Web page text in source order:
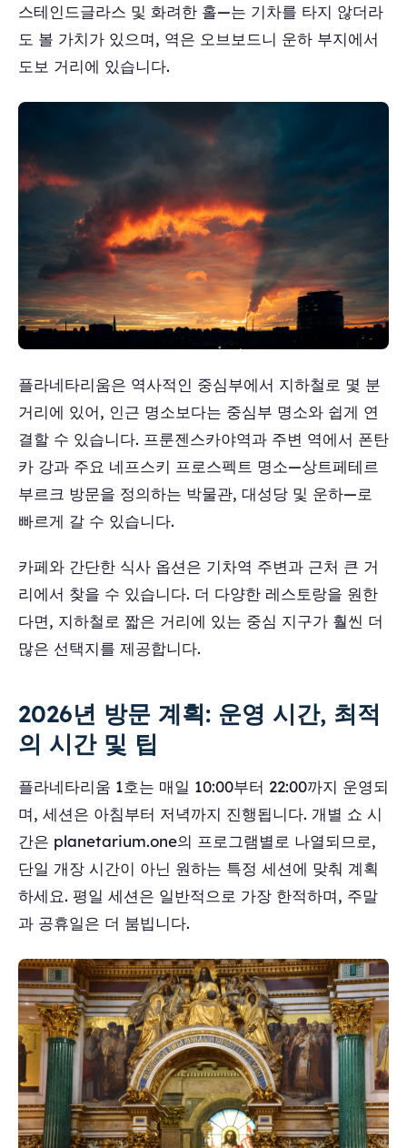
스테인드글라스 및 화려한 홀—는 기차를 타지 않더라
도 볼 가치가 있으며, 역은 오브보드니 운하 부지에서
도보 거리에 있습니다.
플라네타리움은 역사적인 중심부에서 지하철로 몇 분
거리에 있어, 인근 명소보다는 중심부 명소와 쉽게 연
결할 수 있습니다. 프룬젠스카야역과 주변 역에서 폰탄
카 강과 주요 네프스키 프로스펙트 명소—상트페테르
부르크 방문을 정의하는 박물관, 대성당 및 운하—로
빠르게 갈 수 있습니다.
카페와 간단한 식사 옵션은 기차역 주변과 근처 큰 거
리에서 찾을 수 있습니다. 더 다양한 레스토랑을 원한
다면, 지하철로 짧은 거리에 있는 중심 지구가 훨씬 더
많은 선택지를 제공합니다.
2026년 방문 계획: 운영 시간, 최적
의 시간 및 팁
플라네타리움 1호는 매일 10:00부터 22:00까지 운영되
며, 세션은 아침부터 저녁까지 진행됩니다. 개별 쇼 시
간은 planetarium.one의 프로그램별로 나열되므로,
단일 개장 시간이 아닌 원하는 특정 세션에 맞춰 계획
하세요. 평일 세션은 일반적으로 가장 한적하며, 주말
과 공휴일은 더 붐빕니다.